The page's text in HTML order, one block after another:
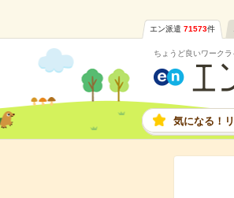
エン派遣 71573件
ちょうど良いワーク
気になる！